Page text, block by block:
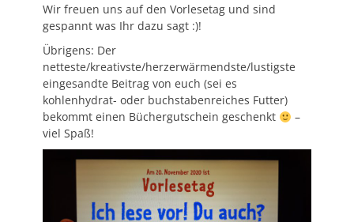
Wir freuen uns auf den Vorlesetag und sind
gespannt was Ihr dazu sagt :)!
Übrigens: Der
netteste/kreativste/herzerwärmendste/lustigste
eingesandte Beitrag von euch (sei es
kohlenhydrat- oder buchstabenreiches Futter)
bekommt einen Büchergutschein geschenkt
–
viel Spaß!